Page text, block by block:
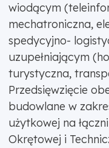
wiodącym
mechatroniczna,
spedycyjno-
uzupełniającym
turystyczna,
Przedsięwzięcie
budowlane w
użytkowej na
Okrętowej i